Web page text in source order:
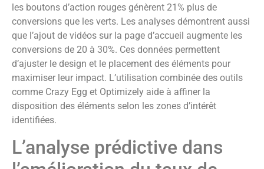
les boutons d’action rouges génèrent 21% plus de
conversions que les verts. Les analyses démontrent aussi
que l’ajout de vidéos sur la page d’accueil augmente les
conversions de 20 à 30%. Ces données permettent
d’ajuster le design et le placement des éléments pour
maximiser leur impact. L’utilisation combinée des outils
comme Crazy Egg et Optimizely aide à affiner la
disposition des éléments selon les zones d’intérêt
identifiées.
L’analyse prédictive dans